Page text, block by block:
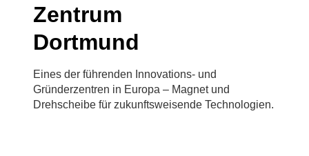
Zentrum
Dortmund
Eines der führenden Innovations- und
Gründerzentren in Europa – Magnet und
Drehscheibe für zukunftsweisende Technologien.